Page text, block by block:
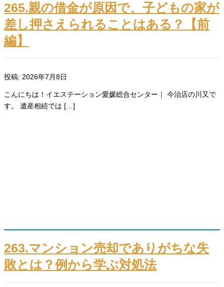
265.親の借金が原因で、子どもの家が
差し押さえられることはある？【前
編】
投稿: 2026年7月8日
こんにちは！イエステーション愛媛総合センター｜ 今治店の川又で
す。 遺産相続では […]
263.マンション売却でありがちな失
敗とは？例から学ぶ対処法